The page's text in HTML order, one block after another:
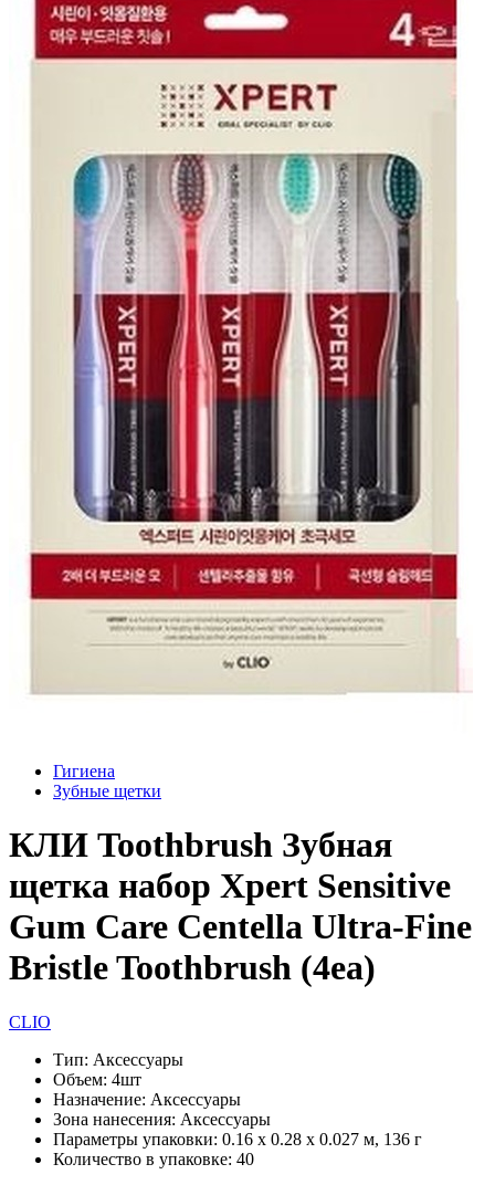
Гигиена
Зубные щетки
КЛИ Toothbrush Зубная
щетка набор Xpert Sensitive
Gum Care Centella Ultra-Fine
Bristle Toothbrush (4ea)
CLIO
Тип: Аксессуары
Объем: 4шт
Назначение: Аксессуары
Зона нанесения: Аксессуары
Параметры упаковки: 0.16 x 0.28 x 0.027 м, 136 г
Количество в упаковке: 40